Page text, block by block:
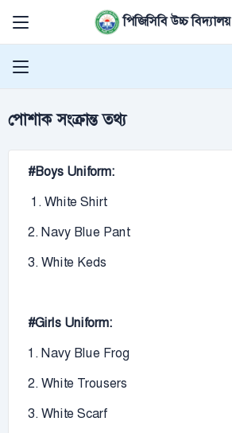
পিজিসিবি উচ্চ বিদ্যালয়
পোশাক সংক্রান্ত তথ্য
#Boys Uniform:
1. White Shirt
2. Navy Blue Pant
3. White Keds
#Girls Uniform:
1. Navy Blue Frog
2. White Trousers
3. White Scarf